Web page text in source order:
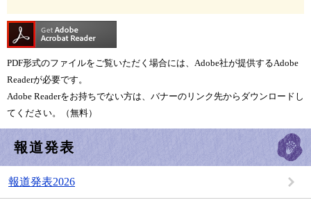
PDF形式のファイルをご覧いただく場合には、Adobe社が提供するAdobe
Readerが必要です。
Adobe Readerをお持ちでない方は、バナーのリンク先からダウンロードし
てください。（無料）
報道発表
報道発表2026